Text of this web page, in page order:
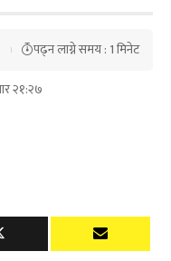
२१:२७
पढ्न लाग्ने समय : 1 मिनेट